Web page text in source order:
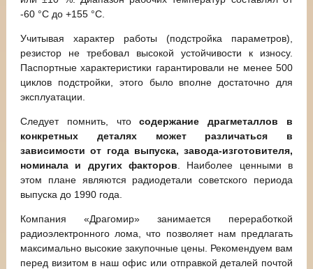
-60 °C до +155 °C.
Учитывая характер работы (подстройка параметров),
резистор не требовал высокой устойчивости к износу.
Паспортные характеристики гарантировали не менее 500
циклов подстройки, этого было вполне достаточно для
эксплуатации.
Следует помнить, чтосодержание драгметаллов в
конкретных деталях может различаться в
зависимости от года выпуска, завода-изготовителя,
номинала и других факторов . Наиболее ценными в
этом плане являются радиодетали советского периода
выпуска до 1990 года.
Компания «Драгомир» занимается переработкой
радиоэлектронного лома, что позволяет нам предлагать
максимально высокие закупочные цены. Рекомендуем вам
перед визитом в наш офис или отправкой деталей почтой